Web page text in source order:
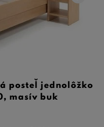
posteľ jednolôžko
masív buk